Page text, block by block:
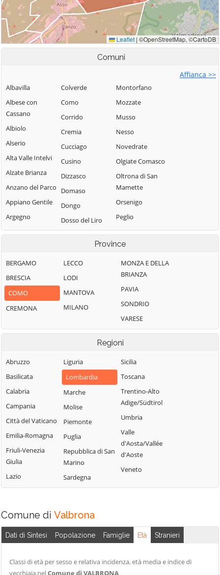
Comuni
Affianca >>
Albavilla
Albese con
Cassano
Albiolo
Alserio
Alta Valle Intelvi
Alzate Brianza
Anzano del Parco
Appiano Gentile
Argegno
Arosio
Barni
Bellagio
Bene Lario
Beregazzo con
Binago
Blessagno
Blevio
Bregnano
Brenna
Brienno
Brunate
Bulgarograsso
Cabiate
Cadorago
Canzo
Intimiano
Colverde
Como
Corrido
Cremia
Cucciago
Cusino
Dizzasco
Domaso
Dongo
Dosso del Liro
Erba
Faggeto Lario
Faloppio
Fenegrò
Figino Serenza
Grandate
Grandola ed Uniti
Gravedona ed
Uniti
Griante
Guanzate
Inverigo
Laglio
Laino
Lasnigo
Lezzeno
Limido Comasco
Livo
Montorfano
Mozzate
Musso
Nesso
Novedrate
Olgiate Comasco
Oltrona di San
Mamette
Orsenigo
Peglio
Pianello del Lario
Pigra
Plesio
Pognana Lario
Ponna
Ponte Lambro
Porlezza
Proserpio
Rezzago
Rodero
Rovellasca
Rovello Porro
San Nazzaro Val
Schignano
Senna Comasco
Solbiate con
Cagno
Province
BERGAMO
BRESCIA
COMO
CREMONA
LECCO
LODI
MANTOVA
MILANO
MONZA E DELLA
BRIANZA
PAVIA
SONDRIO
VARESE
Regioni
Abruzzo
Basilicata
Calabria
Campania
Città del Vaticano
Emilia-Romagna
Friuli-Venezia
Giulia
Lazio
Liguria
Lombardia
Marche
Molise
Piemonte
Puglia
Repubblica di San
Marino
Sardegna
Sicilia
Toscana
Trentino-Alto
Adige/Südtirol
Umbria
Valle
d'Aosta/Vallée
d'Aoste
Veneto
Comune di Valbrona
Dati di Sintesi Popolazione Famiglie Età Stranieri
Classi di età per sesso e relativa incidenza, età media e indice di
vecchiaia nelComune di VALBRONA